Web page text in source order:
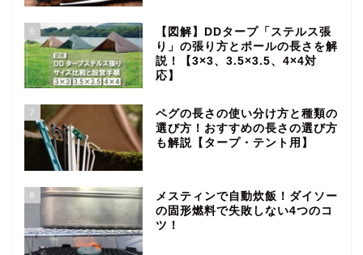
6
【図解】DDタープ「ステルス張
り」の張り方とポールの長さを解
説！【3×3、3.5×3.5、4×4対
応】
7
ペグの長さの使い分け方と種類の
選び方！おすすめの長さの選び方
も解説【タープ・テント用】
8
メスティンで自動炊飯！ダイソー
の固形燃料で失敗しない4つのコ
ツ！